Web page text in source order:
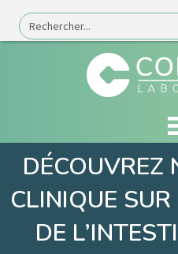
DÉCOUVREZ
CLINIQUE
DE